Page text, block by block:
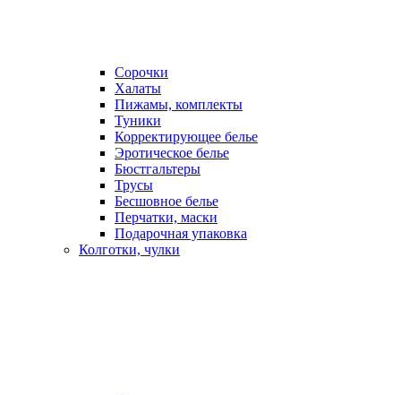
Сорочки
Халаты
Пижамы, комплекты
Туники
Корректирующее белье
Эротическое белье
Бюстгальтеры
Трусы
Бесшовное белье
Перчатки, маски
Подарочная упаковка
Колготки, чулки